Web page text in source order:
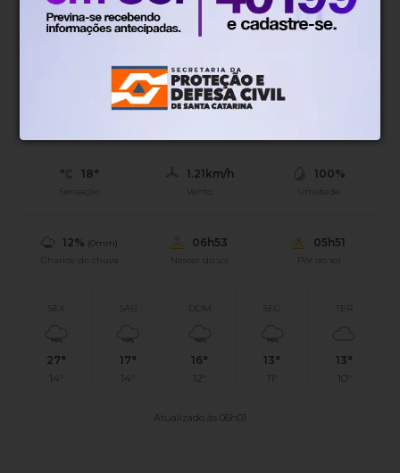
Blumenau, SC
18°
Tempo nublado
18°
Sensação
1.21km/h
Vento
100%
Umidade
12% (0mm)
Chance de chuva
06h53
Nascer do sol
05h51
Pôr do sol
SEX
27°
14°
SÁB
17°
14°
DOM
16°
12°
SEG
13°
11°
TER
13°
10°
Atualizado às 06h01